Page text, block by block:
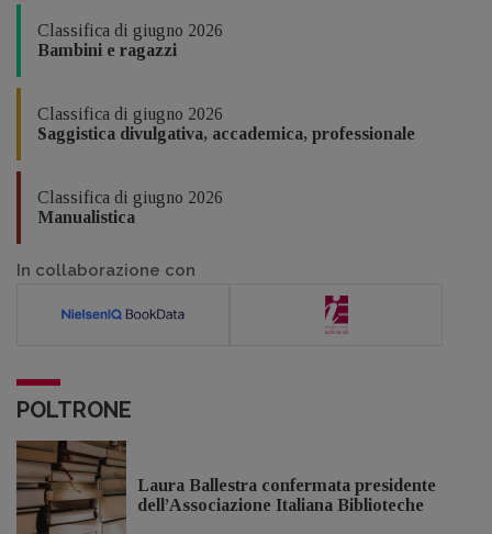
Classifica di giugno 2026
Bambini e ragazzi
Classifica di giugno 2026
Saggistica divulgativa, accademica, professionale
Classifica di giugno 2026
Manualistica
In collaborazione con
POLTRONE
Laura Ballestra confermata presidente
dell’Associazione Italiana Biblioteche